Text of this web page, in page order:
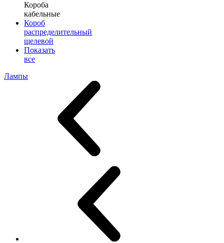
Короба
кабельные
Короб
распределительный
щелевой
Показать
все
Лампы